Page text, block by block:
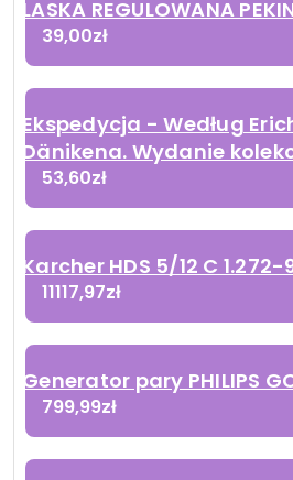
LASKA REGULOWANA
39,00zł
Ekspedycja - Według
Dänikena. Wydanie
53,60zł
Karcher HDS 5/12 C 1.272-
11117,97zł
Generator pary PHILIPS
799,99zł